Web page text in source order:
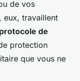
de vos
eux, travaillent
protocole de
protection
que vous ne